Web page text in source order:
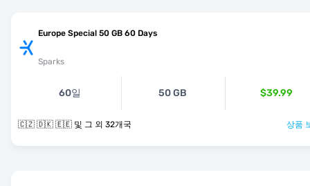
Europe Special 50 GB 60 Days
Sparks
60일 50 GB $39.99
🇨🇿 🇩🇰 🇪🇪 및 그 외 32개국 상품